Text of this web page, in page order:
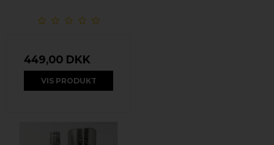
449,00 DKK
VIS PRODUKT